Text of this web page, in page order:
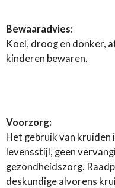
Bewaaradvies:
Koel, droog en donker,
kinderen bewaren.
Voorzorg:
Het gebruik van kruiden
levensstijl, geen
gezondheidszorg.
deskundige alvorens